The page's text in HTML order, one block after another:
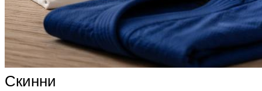
Скинни